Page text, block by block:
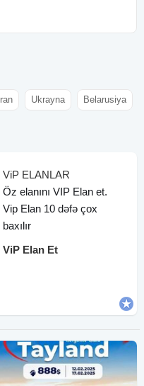
İran Ukrayna Belarusiya
ViP ELANLAR
Öz elanını VIP Elan et.
Vip Elan 10 dəfə çox
baxılır
ViP Elan Et